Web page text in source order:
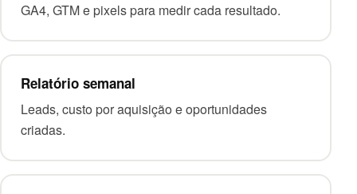
GA4, GTM e pixels para medir cada resultado.
Relatório semanal
Leads, custo por aquisição e oportunidades
criadas.